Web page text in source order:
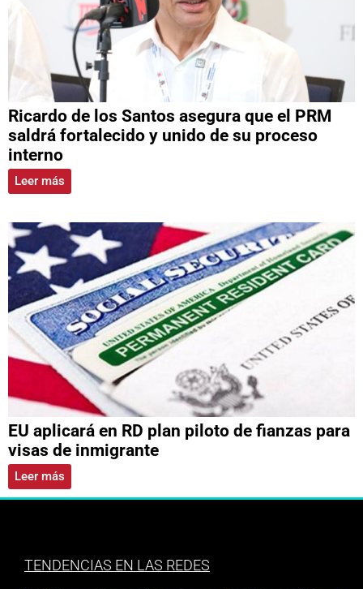
Ricardo de los Santos asegura que el PRM
saldrá fortalecido y unido de su proceso
interno
Leer más
EU aplicará en RD plan piloto de fianzas para
visas de inmigrante
Leer más
TENDENCIAS EN LAS REDES